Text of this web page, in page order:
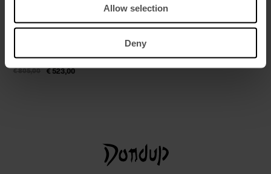
Allow selection
Deny
€ 523,00